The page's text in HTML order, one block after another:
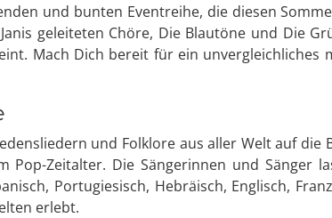
und bunten Eventreihe, die diesen
geleiteten Chöre, Die Blautöne und Die
Mach Dich bereit für ein unvergleichliches
und Folklore aus aller Welt auf
Zeitalter. Die Sängerinnen und Sänger
Portugiesisch, Hebräisch, Englisch,
erlebt.